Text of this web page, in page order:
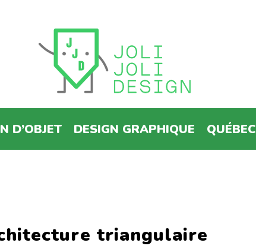
D’OBJET DESIGN GRAPHIQUE QUÉBEC
triangulaire